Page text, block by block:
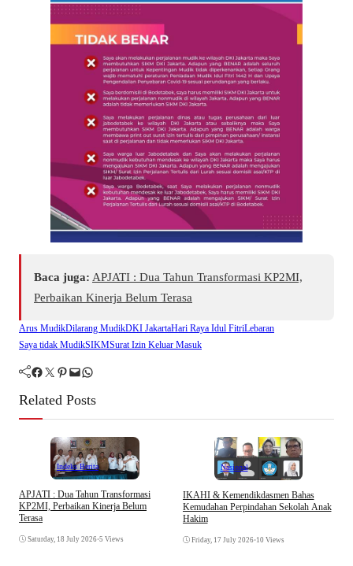
Baca juga: APJATI : Dua Tahun Transformasi KP2MI,
Perbaikan Kinerja Belum Terasa
Arus MudikDilarang MudikDKI JakartaHari Raya Idul FitriLebaran
Saya tidak MudikSIKMSurat Izin Keluar Masuk
Facebook Twitter Pinterest Mail WhatsApp
Related Posts
Indeks Berita
APJATI : Dua Tahun Transformasi
KP2MI, Perbaikan Kinerja Belum
Terasa
Saturday, 18 July 2026•5 Views
Nasional
IKAHI & Kemendikdasmen Bahas
Kemudahan Perpindahan Sekolah Anak
Hakim
Friday, 17 July 2026•10 Views